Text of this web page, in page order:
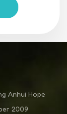
Anhui Hope
2009